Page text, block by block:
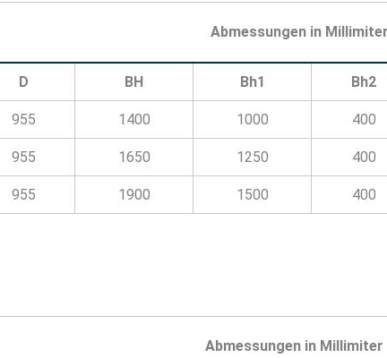
Abmessungen in Millimiter
D BH Bh1 Bh2
955 1400 1000 400
955 1650 1250 400
955 1900 1500 400
Abmessungen in Millimiter